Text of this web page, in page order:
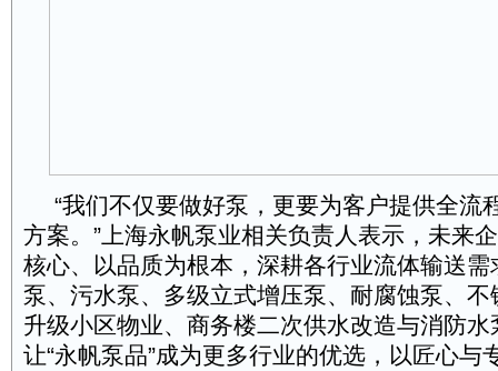
“我们不仅要做好泵，更要为客户提供全流
方案。”上海永帆泵业相关负责人表示，未来
核心、以品质为根本，深耕各行业流体输送
泵、污水泵、多级立式增压泵、耐腐蚀泵、
升级小区物业、商务楼二次供水改造与消防
让“永帆泵品”成为更多行业的优选，以匠心与